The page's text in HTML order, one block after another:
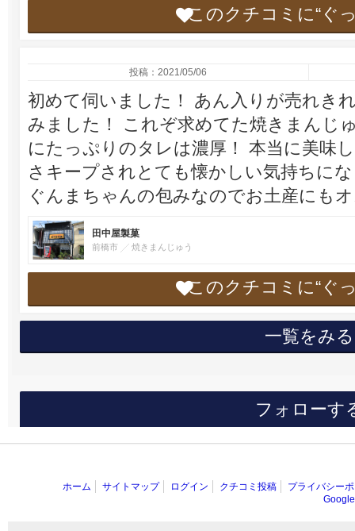
このクチコミに“ぐ
投稿：2021/05/06
初めて伺いました！ あん入りが売れき
みました！ これぞ求めてた焼きまんじ
にたっぷりのタレは濃厚！ 本当に美味
さキープされとても懐かしい気持ちに
ぐんまちゃんの包みなのでお土産にも
田中屋製菓
前橋市 焼きまんじゅう
このクチコミに“ぐ
一覧をみる
フォローす
ホーム サイトマップ ログイン クチコミ投稿
プライバシー